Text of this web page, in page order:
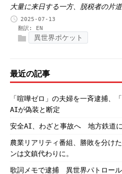
大量に来日する一方、脱税者の片
2025-07-13
翻訳: EN
異世界ポケット
最近の記事
「喧嘩ゼロ」の夫婦を一斉逮捕、
AIが偽装と断定
安全AI、わざと事故へ 地方鉄道
農業リアリティ番組、勝敗を分け
ンは文鎮代わりに。
歌詞メモで逮捕 異世界パトロー